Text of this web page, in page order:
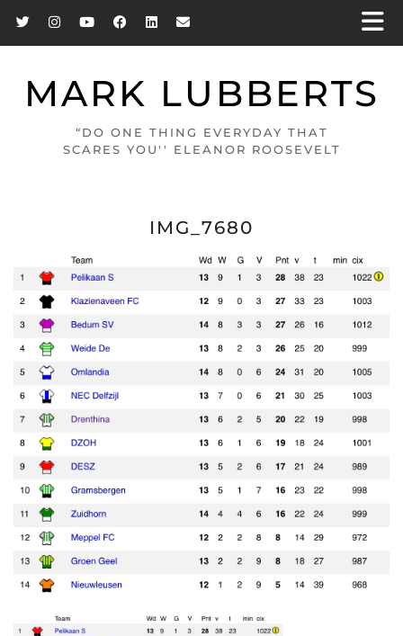
MARK LUBBERTS
“DO ONE THING EVERYDAY THAT
SCARES YOU'' ELEANOR ROOSEVELT
IMG_7680